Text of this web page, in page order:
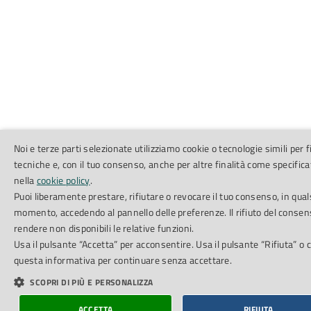
Noi e terze parti selezionate utilizziamo cookie o tecnologie simili per
tecniche e, con il tuo consenso, anche per altre finalità come
nellacookie policy.
Puoi liberamente prestare, rifiutare o revocare il tuo consenso, in
momento, accedendo al pannello delle preferenze. Il rifiuto del
rendere non disponibili le relative funzioni.
Usa il pulsante “Accetta” per acconsentire. Usa il pulsante “Rifiuta” o
questa informativa per continuare senza accettare.
SCOPRI DI PIÙ E PERSONALIZZA